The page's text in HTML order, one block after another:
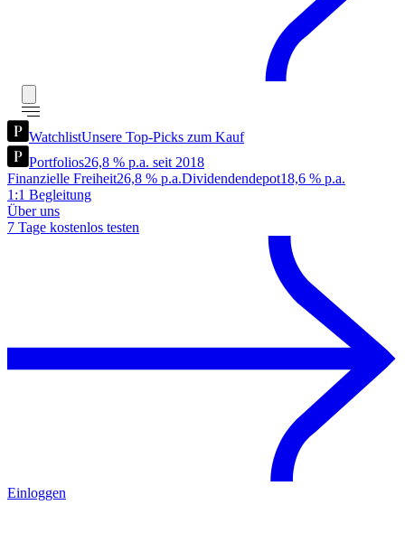
WatchlistUnsere Top-Picks zum Kauf
Portfolios26,8 % p.a. seit 2018
Finanzielle Freiheit26,8 % p.a.Dividendendepot18,6 % p.a.
1:1 Begleitung
Über uns
7 Tage kostenlos testen
Einloggen